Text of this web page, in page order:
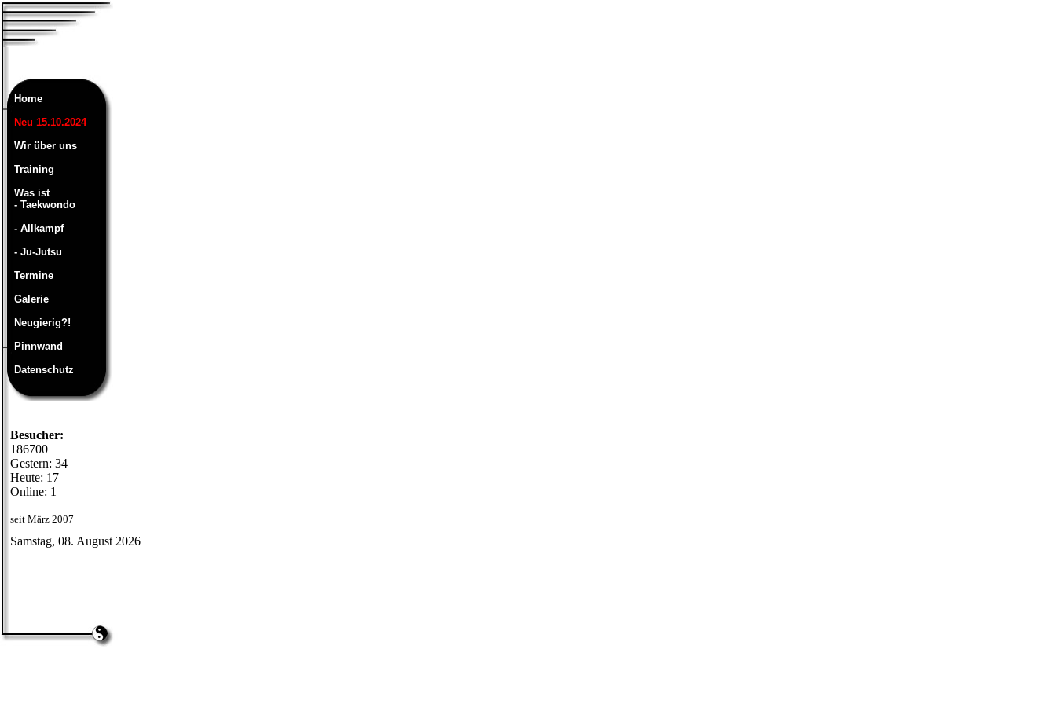
Home
Neu 15.10.2024
Wir über uns
Training
Was ist
- Taekwondo
- Allkampf
- Ju-Jutsu
Termine
Galerie
Neugierig?!
Pinnwand
Datenschutz
Besucher:
186700
Gestern: 34
Heute: 17
Online: 1
seit März 2007
Samstag, 08. August 2026